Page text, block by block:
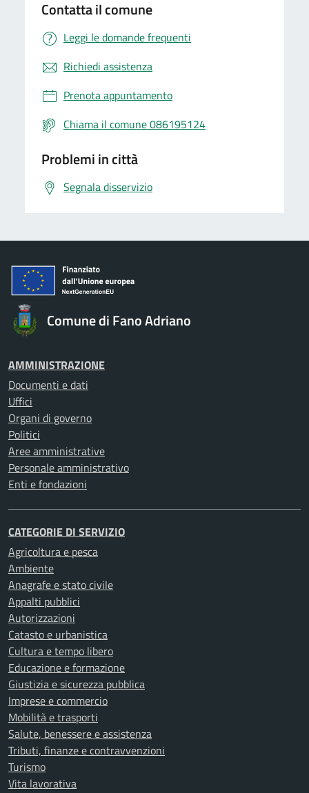
Contatta il comune
Leggi le domande frequenti
Richiedi assistenza
Prenota appuntamento
Chiama il comune 086195124
Problemi in città
Segnala disservizio
Comune di Fano Adriano
AMMINISTRAZIONE
Documenti e dati
Uffici
Organi di governo
Politici
Aree amministrative
Personale amministrativo
Enti e fondazioni
CATEGORIE DI SERVIZIO
Agricoltura e pesca
Ambiente
Anagrafe e stato civile
Appalti pubblici
Autorizzazioni
Catasto e urbanistica
Cultura e tempo libero
Educazione e formazione
Giustizia e sicurezza pubblica
Imprese e commercio
Mobilità e trasporti
Salute, benessere e assistenza
Tributi, finanze e contravvenzioni
Turismo
Vita lavorativa